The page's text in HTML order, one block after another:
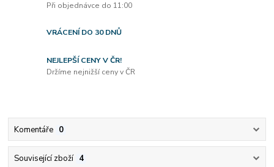
Při objednávce do 11:00
VRÁCENÍ DO 30 DNŮ
NEJLEPŠÍ CENY V ČR!
Držíme nejnižší ceny v ČR
Komentáře 0
Související zboží 4